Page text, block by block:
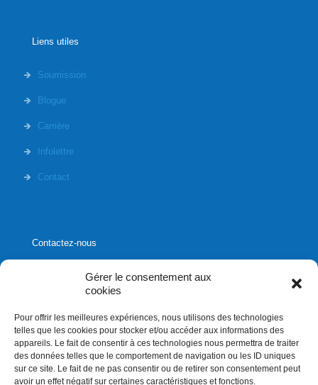
Gérer le consentement aux
cookies
Pour offrir les meilleures expériences, nous utilisons des technologies
telles que les cookies pour stocker et/ou accéder aux informations des
appareils. Le fait de consentir à ces technologies nous permettra de traiter
des données telles que le comportement de navigation ou les ID uniques
sur ce site. Le fait de ne pas consentir ou de retirer son consentement peut
avoir un effet négatif sur certaines caractéristiques et fonctions.
Liens utiles
Soumission
Blogue
Carrière
Infolettre
Contact
Contactez-nous
1020, rue Bouvier, suite 400,
Québec (Québec) G2K 0K9
info[]affluences.ca
418.684.8881